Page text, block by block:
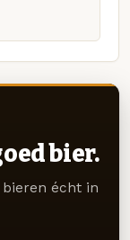
bier.
bieren écht in